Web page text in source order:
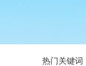
热门关键词